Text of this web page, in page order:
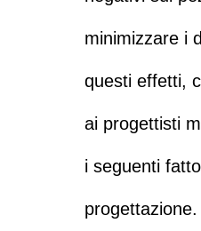
minimizzare i
questi effetti,
ai progettisti
i seguenti
progettazione.